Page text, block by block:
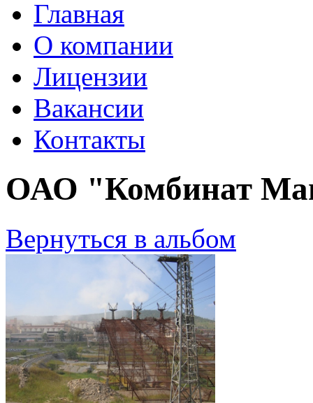
Главная
О компании
Лицензии
Вакансии
Контакты
ОАО "Комбинат
Вернуться в альбом